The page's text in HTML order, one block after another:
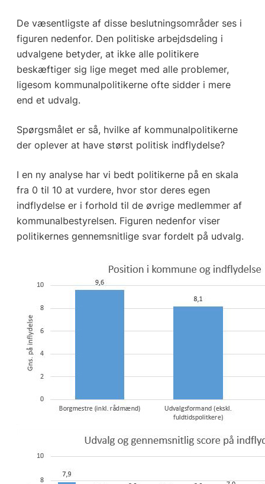
De væsentligste af disse beslutningsområder ses i
figuren nedenfor. Den politiske arbejdsdeling i
udvalgene betyder, at ikke alle politikere
beskæftiger sig lige meget med alle problemer,
ligesom kommunalpolitikerne ofte sidder i mere
end et udvalg.
Spørgsmålet er så, hvilke af kommunalpolitikerne
der oplever at have størst politisk indflydelse?
I en ny analyse har vi bedt politikerne på en skala
fra 0 til 10 at vurdere, hvor stor deres egen
indflydelse er i forhold til de øvrige medlemmer af
kommunalbestyrelsen. Figuren nedenfor viser
politikernes gennemsnitlige svar fordelt på udvalg.